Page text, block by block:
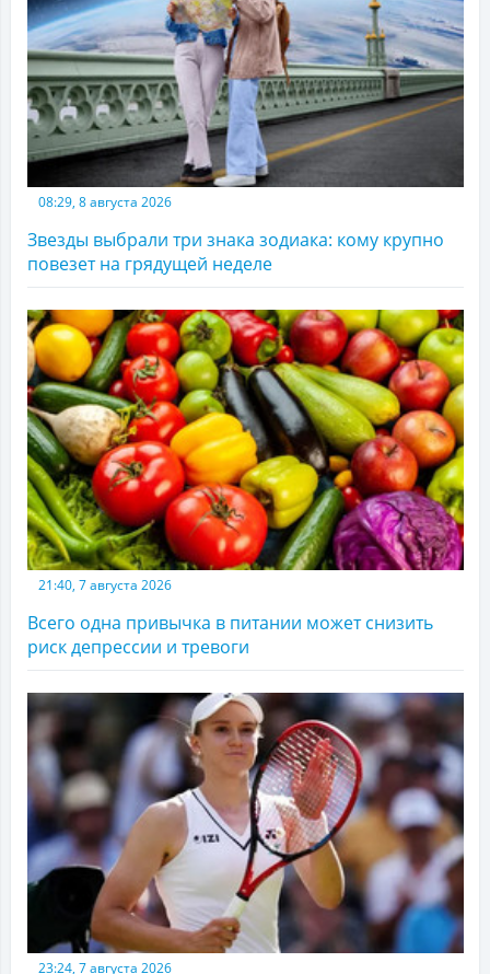
08:29, 8 августа 2026
Звезды выбрали три знака зодиака: кому крупно
повезет на грядущей неделе
21:40, 7 августа 2026
Всего одна привычка в питании может снизить
риск депрессии и тревоги
23:24, 7 августа 2026